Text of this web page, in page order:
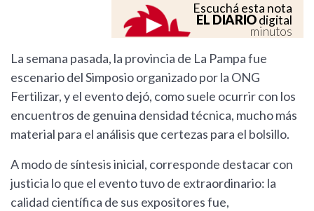
Escuchá esta nota
EL DIARIOdigital
minutos
La semana pasada, la provincia de La Pampa fue
escenario del Simposio organizado por la ONG
Fertilizar, y el evento dejó, como suele ocurrir con los
encuentros de genuina densidad técnica, mucho más
material para el análisis que certezas para el bolsillo.
A modo de síntesis inicial, corresponde destacar con
justicia lo que el evento tuvo de extraordinario: la
calidad científica de sus expositores fue,